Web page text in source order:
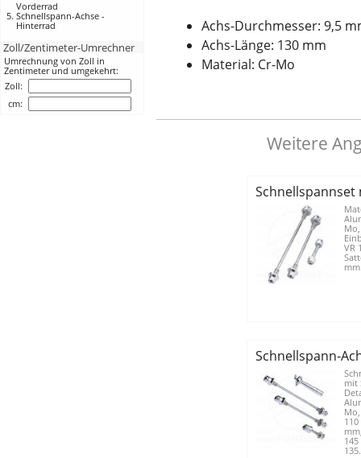
Vorderrad
Schnellspann-Achse -
Hinterrad
Zoll/Zentimeter-Umrechner
Umrechnung von Zoll in
Zentimeter und umgekehrt:
Zoll:
cm:
Achs-Durchmesser: 9,5
Achs-Länge: 130 mm
Material: Cr-Mo
Weitere
Schnellspannset
VR
Schnellspann-
mit